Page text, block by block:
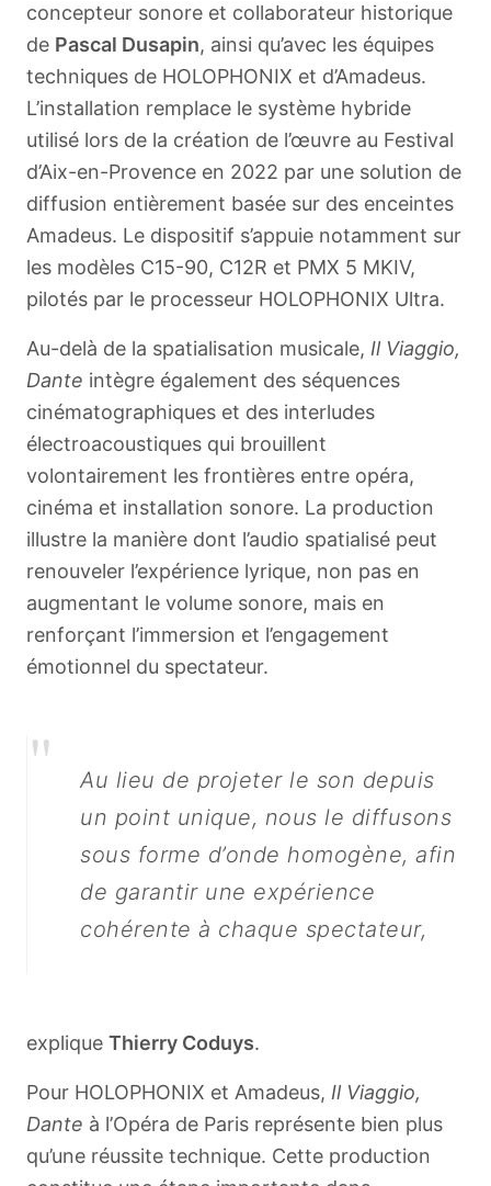
concepteur sonore et collaborateur historique
de Pascal Dusapin, ainsi qu’avec les équipes
techniques de HOLOPHONIX et d’Amadeus.
L’installation remplace le système hybride
utilisé lors de la création de l’œuvre au Festival
d’Aix-en-Provence en 2022 par une solution de
diffusion entièrement basée sur des enceintes
Amadeus. Le dispositif s’appuie notamment sur
les modèles C15-90, C12R et PMX 5 MKIV,
pilotés par le processeur HOLOPHONIX Ultra.
Au-delà de la spatialisation musicale, Il Viaggio,
Dante intègre également des séquences
cinématographiques et des interludes
électroacoustiques qui brouillent
volontairement les frontières entre opéra,
cinéma et installation sonore. La production
illustre la manière dont l’audio spatialisé peut
renouveler l’expérience lyrique, non pas en
augmentant le volume sonore, mais en
renforçant l’immersion et l’engagement
émotionnel du spectateur.
"
Au lieu de projeter le son depuis
un point unique, nous le diffusons
sous forme d’onde homogène, afin
de garantir une expérience
cohérente à chaque spectateur,
explique Thierry Coduys.
Pour HOLOPHONIX et Amadeus, Il Viaggio,
Dante à l’Opéra de Paris représente bien plus
qu’une réussite technique. Cette production